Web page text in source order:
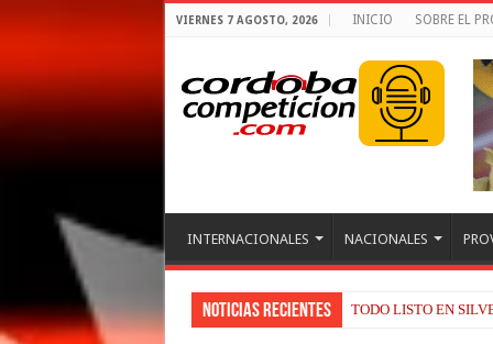
VIERNES 7 AGOSTO, 2026 INICIO SOBRE EL
INTERNACIONALES NACIONALES
Noticias recientes TODO LISTO EN
BRIATORE BUSCA